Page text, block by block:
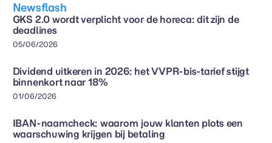
Newsflash
GKS 2.0 wordt verplicht voor de horeca: dit zijn de
deadlines
05/06/2026
Dividend uitkeren in 2026: het VVPR-bis-tarief stijgt
binnenkort naar 18%
01/06/2026
IBAN-naamcheck: waarom jouw klanten plots een
waarschuwing krijgen bij betaling